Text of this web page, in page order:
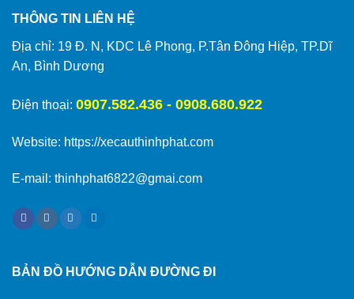
THÔNG TIN LIÊN HỆ
Địa chỉ: 19 Đ. N, KDC Lê Phong, P.Tân Đông Hiệp, TP.Dĩ
An, Bình Dương
Điện thoại: 0907.582.436 - 0908.680.922
Website: https://xecauthinhphat.com
E-mail: thinhphat6822@gmai.com
BẢN ĐỒ HƯỚNG DẪN ĐƯỜNG ĐI